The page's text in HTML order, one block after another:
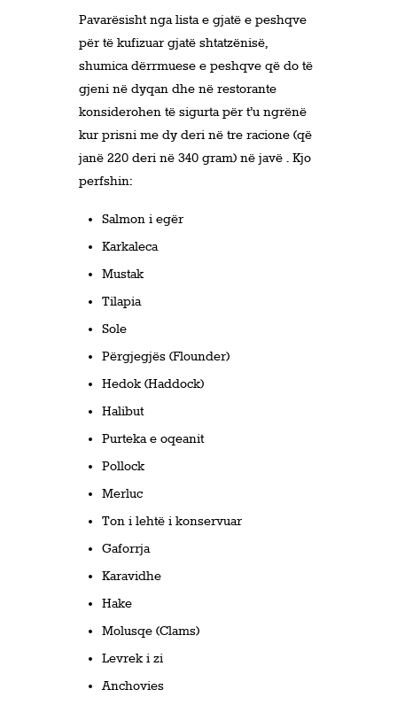
Pavarësisht nga lista e gjatë e peshqve
për të kufizuar gjatë shtatzënisë,
shumica dërrmuese e peshqve që do të
gjeni në dyqan dhe në restorante
konsiderohen të sigurta për t’u ngrënë
kur prisni me dy deri në tre racione (që
janë 220 deri në 340 gram) në javë . Kjo
perfshin:
Salmon i egër
Karkaleca
Mustak
Tilapia
Sole
Përgjegjës (Flounder)
Hedok (Haddock)
Halibut
Purteka e oqeanit
Pollock
Merluc
Ton i lehtë i konservuar
Gaforrja
Karavidhe
Hake
Molusqe (Clams)
Levrek i zi
Anchovies